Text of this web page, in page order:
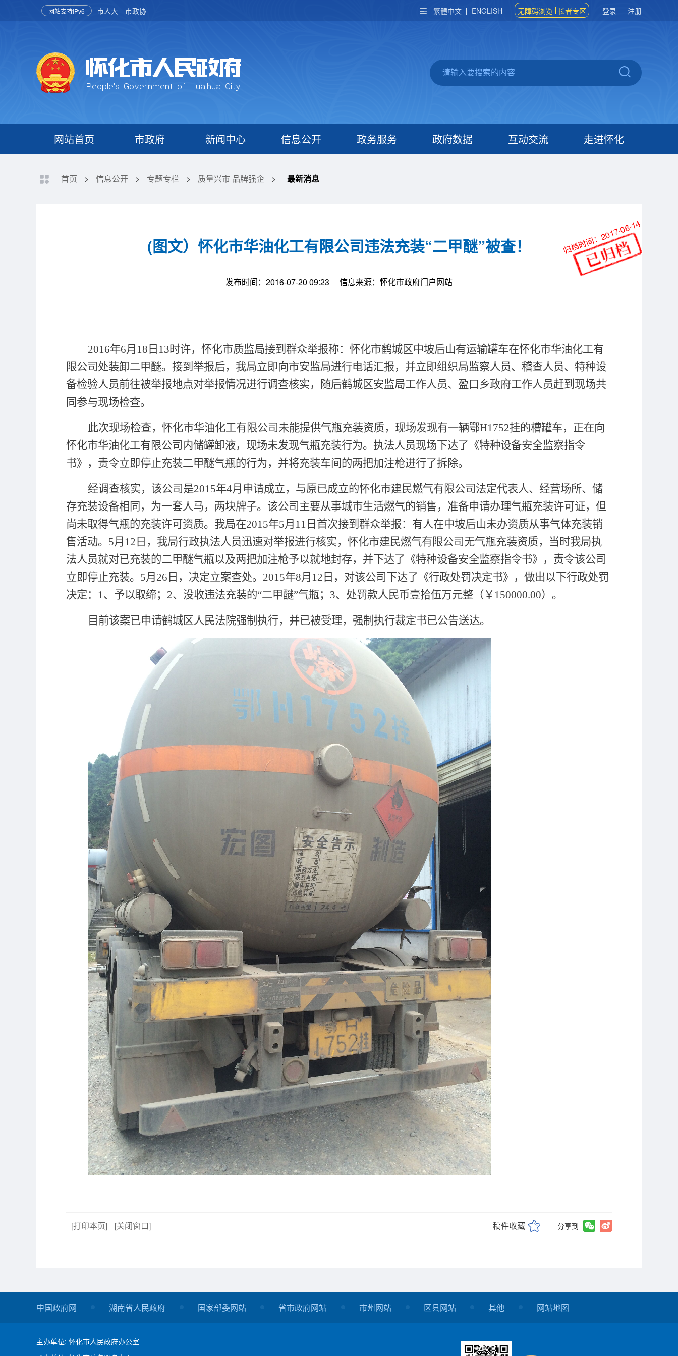
网站支持IPv6 市人大 市政协 繁體中文 ENGLISH 无障碍浏览 长者专区 登录 注册
网站首页 市政府 新闻中心 信息公开 政务服务 政府数据 互动交流 走进怀化
首页 > 信息公开 > 专题专栏 > 质量兴市 品牌强企 > 最新消息
(图文）怀化市华油化工有限公司违法充装“二甲醚”被查！
发布时间：2016-07-20 09:23 信息来源：怀化市政府门户网站
2016年6月 18 日 13时许，怀化市质监局接到群众举报称：怀化市鹤城区中坡后山有运输罐车在怀化市华油化工有
限公司处装卸二甲醚。接到举报后，我局立即向市安监局进行电话汇报，并立即组织局监察人员、稽查人员、特种设
备检验人员前往被举报地点对举报情况进行调查核实，随后鹤城区安监局工作人员、盈口乡政府工作人员赶到现场共
同参与现场检查。
此次现场检查，怀化市华油化工有限公司未能提供气瓶充装资质，现场发现有一辆鄂H1752挂的槽罐车，正在向
怀化市华油化工有限公司内储罐卸液，现场未发现气瓶充装行为。执法人员现场下达了《特种设备安全监察指令
书》，责令立即停止充装二甲醚气瓶的行为，并将充装车间的两把加注枪进行了拆除。
经调查核实，该公司是2015年4月申请成立，与原已成立的怀化市建民燃气有限公司法定代表人、经营场所、储
存充装设备相同，为一套人马，两块牌子。该公司主要从事城市生活燃气的销售，准备申请办理气瓶充装许可证，但
尚未取得气瓶的充装许可资质。我局在2015年5月 11 日首次接到群众举报：有人在中坡后山未办资质从事气体充装销
售活动。 5月 12 日，我局行政执法人员迅速对举报进行核实，怀化市建民燃气有限公司无气瓶充装资质，当时我局执
法人员就对已充装的二甲醚气瓶以及两把加注枪予以就地封存，并下达了《特种设备安全监察指令书》，责令该公司
立即停止充装。 5月 26 日，决定立案查处。 2015年8月 12 日，对该公司下达了《行政处罚决定书》，做出以下行政处罚
决定： 1、予以取缔； 2、没收违法充装的“二甲醚”气瓶； 3、处罚款人民币壹拾伍万元整（￥ 150000.00）。
目前该案已申请鹤城区人民法院强制执行，并已被受理，强制执行裁定书已公告送达。
[打印本页] [关闭窗口] 稿件收藏 分享到
中国政府网 湖南省人民政府 国家部委网站 省市政府网站 市州网站 区县网站 其他 网站地图
主办单位: 怀化市人民政府办公室
归档时间：2017-06-14